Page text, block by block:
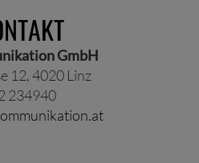
GmbH
12, 4020 Linz
234940